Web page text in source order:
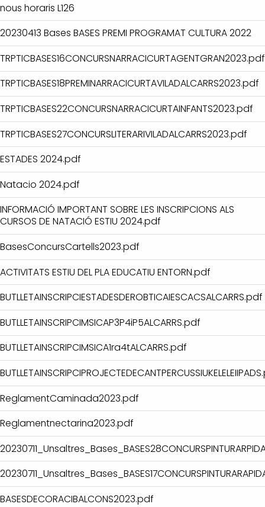
nous horaris L126
20230413 Bases BASES PREMI PROGRAMAT CULTURA 2022
TRPTICBASES16CONCURSNARRACICURTAGENTGRAN2023.pdf
TRPTICBASES18PREMINARRACICURTAVILADALCARRS2023.pdf
TRPTICBASES22CONCURSNARRACICURTAINFANTS2023.pdf
TRPTICBASES27CONCURSLITERARIVILADALCARRS2023.pdf
ESTADES 2024.pdf
Natacio 2024.pdf
INFORMACIÓ IMPORTANT SOBRE LES INSCRIPCIONS ALS
CURSOS DE NATACIÓ ESTIU 2024.pdf
BasesConcursCartells2023.pdf
ACTIVITATS ESTIU DEL PLA EDUCATIU ENTORN.pdf
BUTLLETAINSCRIPCIESTADESDEROBTICAIESCACSALCARRS.pdf
BUTLLETAINSCRIPCIMSICAP3P4iP5ALCARRS.pdf
BUTLLETAINSCRIPCIMSICA1ra4tALCARRS.pdf
ReglamentCaminada2023.pdf
Reglamentnectarina2023.pdf
BASESDECORACIBALCONS2023.pdf